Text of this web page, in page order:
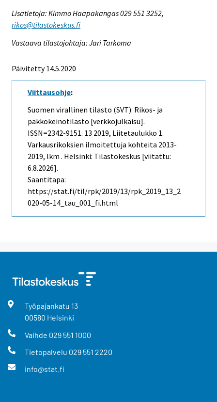
Lisätietoja: Kimmo Haapakangas 029 551 3252,
rikos@tilastokeskus.fi
Vastaava tilastojohtaja: Jari Tarkoma
Päivitetty 14.5.2020
Viittausohje:
Suomen virallinen tilasto (SVT): Rikos- ja
pakkokeinotilasto [verkkojulkaisu].
ISSN=2342-9151. 13 2019, Liitetaulukko 1.
Varkausrikoksien ilmoitettuja kohteita 2013-
2019, lkm . Helsinki: Tilastokeskus [viitattu:
6.8.2026].
Saantitapa:
https://stat.fi/til/rpk/2019/13/rpk_2019_13_2
020-05-14_tau_001_fi.html
Työpajankatu 13
00580 Helsinki
Vaihde 029 551 1000
Tietopalvelu 029 551 2220
info@stat.fi